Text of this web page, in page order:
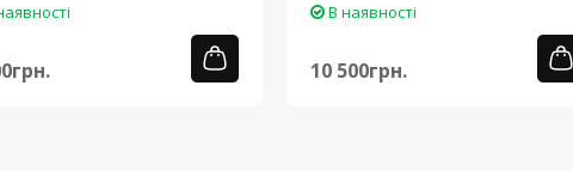
В наявності
10 500грн.